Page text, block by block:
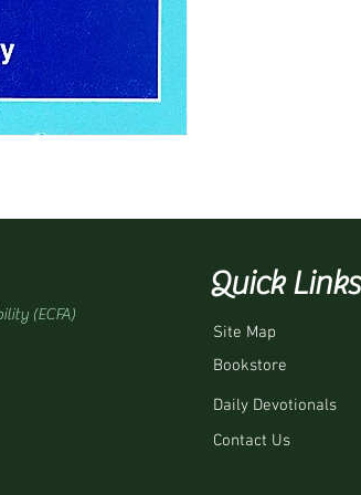
(ECFA)
Quick Links
Site Map
Bookstore
Daily Devotionals
Contact Us